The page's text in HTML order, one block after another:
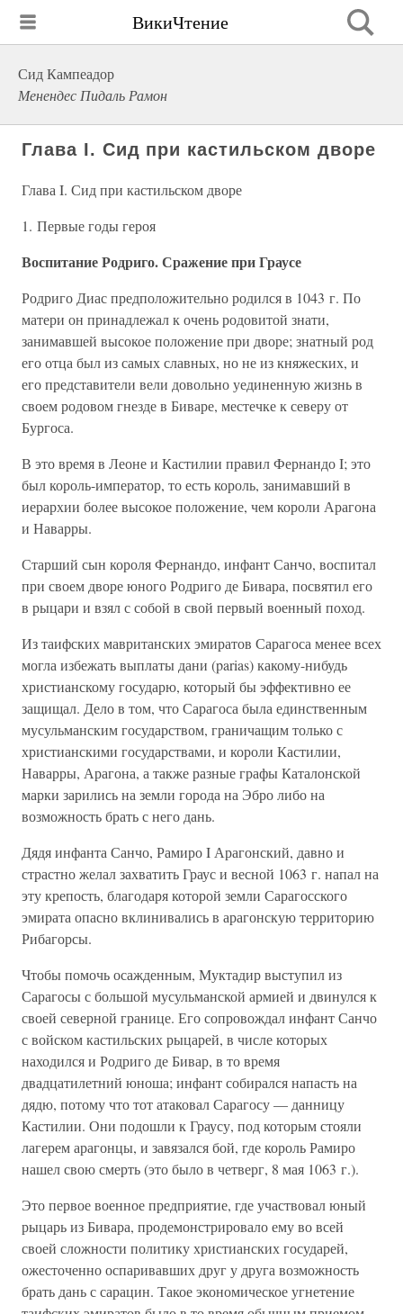
ВикиЧтение
Сид Кампеадор
Менендес Пидаль Рамон
Глава I. Сид при кастильском дворе
Глава I. Сид при кастильском дворе
1. Первые годы героя
Воспитание Родриго. Сражение при Граусе
Родриго Диас предположительно родился в 1043 г. По
матери он принадлежал к очень родовитой знати,
занимавшей высокое положение при дворе; знатный род
его отца был из самых славных, но не из княжеских, и
его представители вели довольно уединенную жизнь в
своем родовом гнезде в Биваре, местечке к северу от
Бургоса.
В это время в Леоне и Кастилии правил Фернандо I; это
был король-император, то есть король, занимавший в
иерархии более высокое положение, чем короли Арагона
и Наварры.
Старший сын короля Фернандо, инфант Санчо, воспитал
при своем дворе юного Родриго де Бивара, посвятил его
в рыцари и взял с собой в свой первый военный поход.
Из таифских мавританских эмиратов Сарагоса менее всех
могла избежать выплаты дани (parias) какому-нибудь
христианскому государю, который бы эффективно ее
защищал. Дело в том, что Сарагоса была единственным
мусульманским государством, граничащим только с
христианскими государствами, и короли Кастилии,
Наварры, Арагона, а также разные графы Каталонской
марки зарились на земли города на Эбро либо на
возможность брать с него дань.
Дядя инфанта Санчо, Рамиро I Арагонский, давно и
страстно желал захватить Граус и весной 1063 г. напал на
эту крепость, благодаря которой земли Сарагосского
эмирата опасно вклинивались в арагонскую территорию
Рибагорсы.
Чтобы помочь осажденным, Муктадир выступил из
Сарагосы с большой мусульманской армией и двинулся к
своей северной границе. Его сопровождал инфант Санчо
с войском кастильских рыцарей, в числе которых
находился и Родриго де Бивар, в то время
двадцатилетний юноша; инфант собирался напасть на
дядю, потому что тот атаковал Сарагосу — данницу
Кастилии. Они подошли к Граусу, под которым стояли
лагерем арагонцы, и завязался бой, где король Рамиро
нашел свою смерть (это было в четверг, 8 мая 1063 г.).
Это первое военное предприятие, где участвовал юный
рыцарь из Бивара, продемонстрировало ему во всей
своей сложности политику христианских государей,
ожесточенно оспаривавших друг у друга возможность
брать дань с сарацин. Такое экономическое угнетение